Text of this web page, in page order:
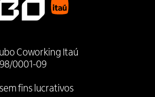
Coworking Itaú
0001-09
fins lucrativos